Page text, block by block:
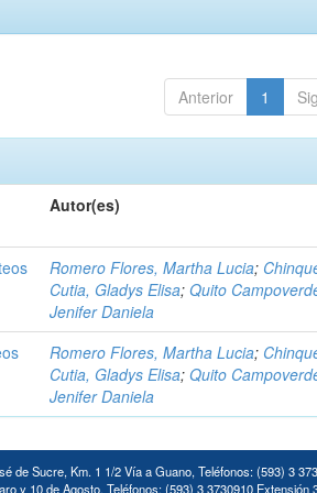
Anterior 1
Autor(es)
Romero Flores, Martha Lucia;
Cutia, Gladys Elisa;Quito
Jenifer Daniela
Romero Flores, Martha Lucia;
Cutia, Gladys Elisa;Quito
Jenifer Daniela
de Sucre, Km. 1 1/2 Vía a Guano, Teléfonos: (593) 3
y 10 de Agosto. Teléfonos: (593) 3 3730910 Extensión